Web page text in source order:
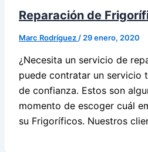
Reparación de
Marc Rodríguez / 29 enero, 2020
¿Necesita un servicio de
puede contratar un servicio
de confianza. Estos son
momento de escoger cuál
su Frigoríficos. Nuestros